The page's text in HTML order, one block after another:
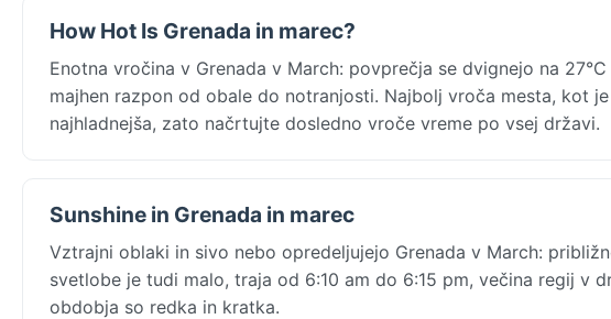
How Hot Is Grenada in marec?
Enotna vročina v Grenada v March: povprečja se dvignejo na
majhen razpon od obale do notranjosti. Najbolj vroča mesta, kot
najhladnejša, zato načrtujte dosledno vroče vreme po vsej državi.
Sunshine in Grenada in marec
Vztrajni oblaki in sivo nebo opredeljujejo Grenada v March:
svetlobe je tudi malo, traja od 6:10 am do 6:15 pm, večina regij v
obdobja so redka in kratka.